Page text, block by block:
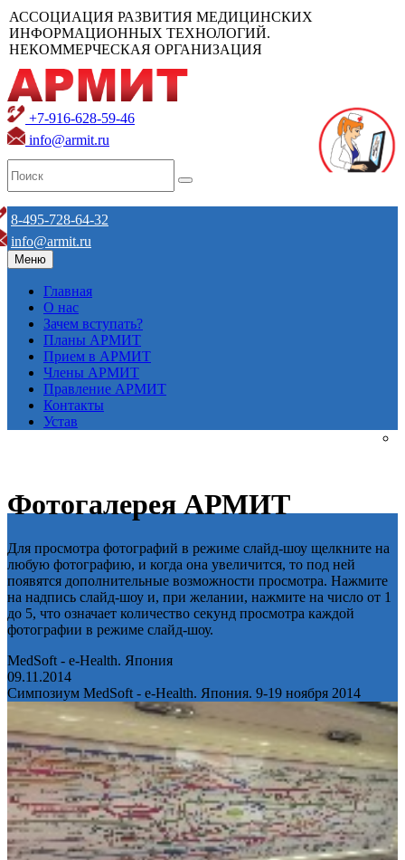
АССОЦИАЦИЯ РАЗВИТИЯ МЕДИЦИНСКИХ
ИНФОРМАЦИОННЫХ ТЕХНОЛОГИЙ.
НЕКОММЕРЧЕСКАЯ ОРГАНИЗАЦИЯ
+7-916-628-59-46
info@armit.ru
8-495-728-64-32
info@armit.ru
Меню
Главная
О нас
Зачем вступать?
Планы АРМИТ
Прием в АРМИТ
Члены АРМИТ
Правление АРМИТ
Контакты
Устав
Фотогалерея АРМИТ
Для просмотра фотографий в режиме слайд-шоу щелкните на
любую фотографию, и когда она увеличится, то под ней
появятся дополнительные возможности просмотра. Нажмите
на надпись слайд-шоу и, при желании, нажмите на число от 1
до 5, что означает количество секунд просмотра каждой
фотографии в режиме слайд-шоу.
MedSoft - e-Health. Япония
09.11.2014
Симпозиум MedSoft - e-Health. Япония. 9-19 ноября 2014